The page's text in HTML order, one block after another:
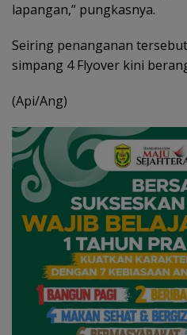
lapangan,” pungkasnya.
Seiring penanganan
simpang 4 Flyover kini
(Api/Ang)